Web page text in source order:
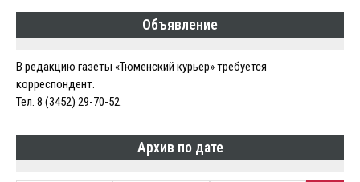
Объявление
В редакцию газеты «Тюменский курьер» требуется
корреспондент.
Тел. 8 (3452) 29-70-52.
Архив по дате